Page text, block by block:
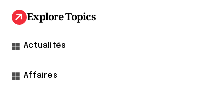
Explore Topics
Actualités
Affaires